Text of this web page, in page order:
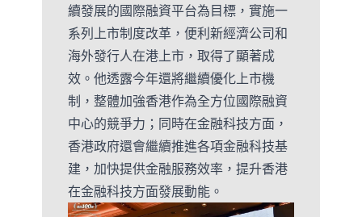
續發展的國際融資平台為目標，實施一
系列上市制度改革，便利新經濟公司和
海外發行人在港上市，取得了顯著成
效。他透露今年還將繼續優化上市機
制，整體加強香港作為全方位國際融資
中心的競爭力；同時在金融科技方面，
香港政府還會繼續推進各項金融科技基
建，加快提供金融服務效率，提升香港
在金融科技方面發展動能。